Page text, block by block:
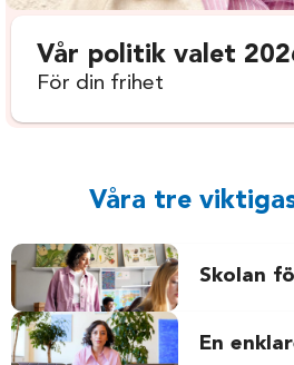
Vår politik valet
För din frihet
Våra tre
Skolan
En